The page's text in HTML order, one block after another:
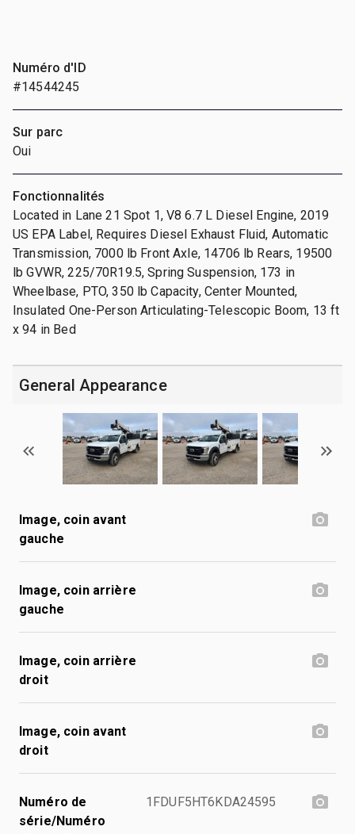
Numéro d'ID
#14544245
Sur parc
Oui
Fonctionnalités
Located in Lane 21 Spot 1, V8 6.7 L Diesel Engine, 2019
US EPA Label, Requires Diesel Exhaust Fluid, Automatic
Transmission, 7000 lb Front Axle, 14706 lb Rears, 19500
lb GVWR, 225/70R19.5, Spring Suspension, 173 in
Wheelbase, PTO, 350 lb Capacity, Center Mounted,
Insulated One-Person Articulating-Telescopic Boom, 13 ft
x 94 in Bed
General Appearance
Image, coin avant
gauche
Image, coin arrière
gauche
Image, coin arrière
droit
Image, coin avant
droit
Numéro de
série/Numéro
1FDUF5HT6KDA24595